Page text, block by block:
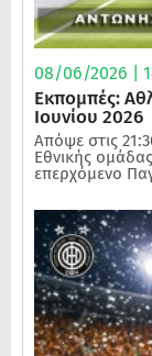
08/06/2026 |
Εκπομπές:
Ιουνίου 2026
Απόψε στις
Εθνικής
επερχόμενο